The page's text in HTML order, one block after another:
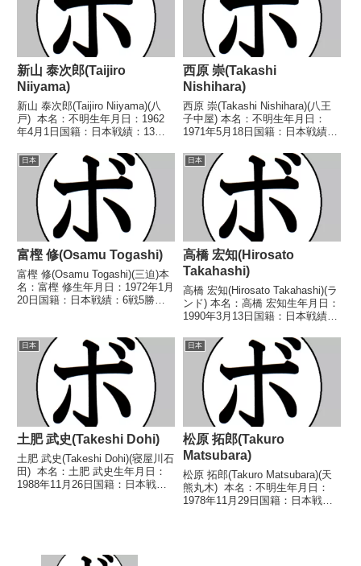
新山 泰次郎(Taijiro
Niiyama)
新山 泰次郎(Taijiro Niiyama)(八
戸) 本名：不明生年月日：1962
年4月1日国籍：日本戦績：13戦
1980年度全日本スーパーフェザ
ー級新人王 【戦歴】
1980/04/26 ○4R...
西原 崇(Takashi
Nishihara)
西原 崇(Takashi Nishihara)(八王
子中屋) 本名：不明生年月日：
1971年5月18日国籍：日本戦績：
イトル】なし 【戦歴】
1990/06/30 ○4R判定 (採点不
明) 大八木 常之...
日本
富樫 修(Osamu Togashi)
富樫 修(Osamu Togashi)(三迫)本
名：富樫 修生年月日：1972年1月
20日国籍：日本戦績：6戦5勝
勝(アマチュア)1989年度国体少年
の部ウェルター級優勝(...
日本
高橋 宏知(Hirosato
Takahashi)
高橋 宏知(Hirosato Takahashi)(ラ
ンド) 本名：高橋 宏知生年月日：
1990年3月13日国籍：日本戦績：
し 【戦歴】2026/03/25
●1RTKO 中田 裕也(八王子中
屋) 【補足情報】・...
日本
土肥 武史(Takeshi Dohi)
土肥 武史(Takeshi Dohi)(寝屋川石
田) 本名：土肥 武史生年月日：
1988年11月26日国籍：日本戦
日本
松原 拓郎(Takuro
Matsubara)
松原 拓郎(Takuro Matsubara)(天
熊丸木) 本名：不明生年月日：
1978年11月29日国籍：日本戦